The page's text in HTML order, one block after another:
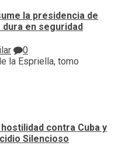
la presidencia de
en seguridad
0
la Espriella, tomo
hostilidad contra Cuba y
Silencioso